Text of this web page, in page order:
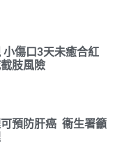
傷口3天未癒合紅
肢風險
預防肝癌 衞生署籲